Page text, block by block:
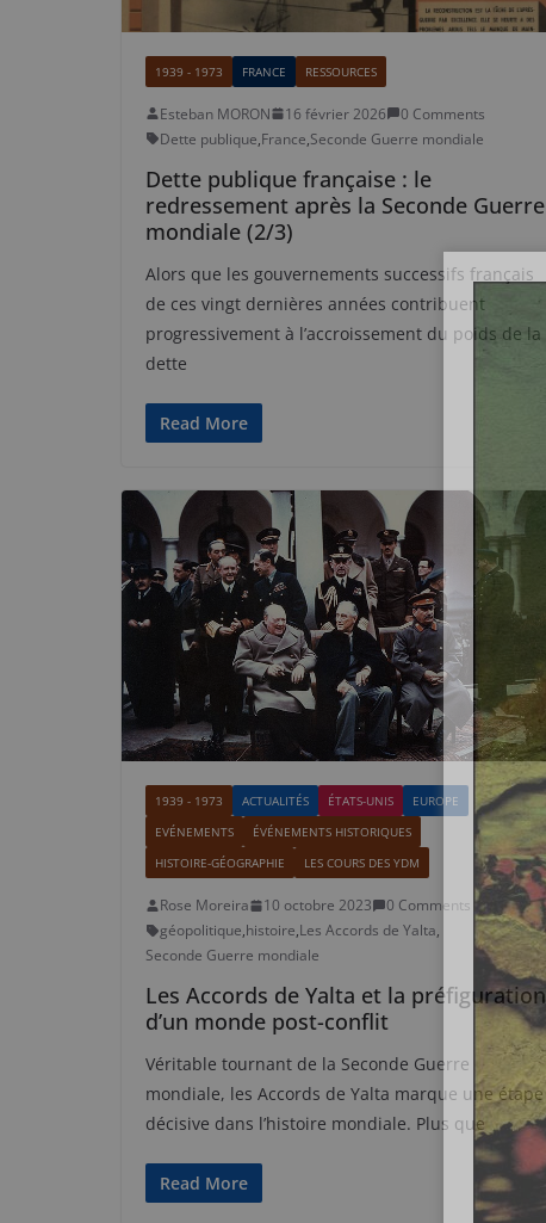
1939 - 1973 FRANCE RESSOURCES
Esteban MORON 16 février 2026
0 Comments
Dette publique,France,Seconde Guerre mondiale
Dette publique française : le
redressement après la Seconde Guerre
mondiale (2/3)
Alors que les gouvernements successifs français
de ces vingt dernières années contribuent
progressivement à l’accroissement du poids de la
dette
Read More
1939 - 1973 ACTUALITÉS ÉTATS-UNIS
EUROPE
EVÉNEMENTS
ÉVÉNEMENTS HISTORIQUES
HISTOIRE-GÉOGRAPHIE
LES COURS DES YDM
Rose Moreira 10 octobre 2023
0 Comments
géopolitique,histoire,Les Accords de Yalta,
Seconde Guerre mondiale
Les Accords de Yalta et la préfiguration
d’un monde post-conflit
Véritable tournant de la Seconde Guerre
mondiale, les Accords de Yalta marque une étape
décisive dans l’histoire mondiale. Plus que
Read More